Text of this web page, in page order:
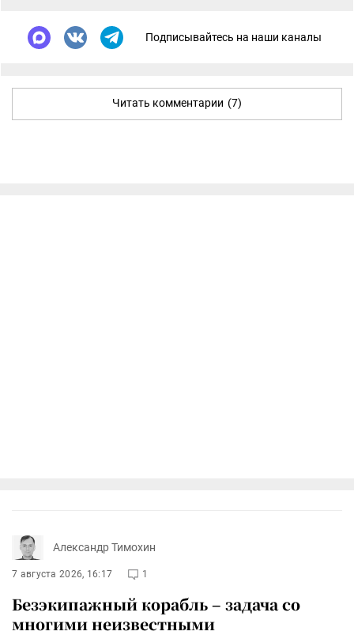
Подписывайтесь на наши каналы
Читать комментарии (7)
Александр Тимохин
7 августа 2026, 16:17 1
Безэкипажный корабль – задача со
многими неизвестными